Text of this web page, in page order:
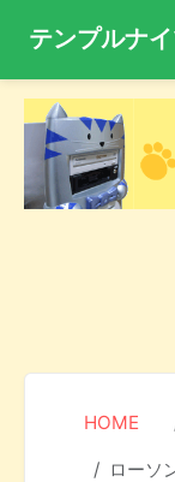
テンプルナ
HOME
ローソ